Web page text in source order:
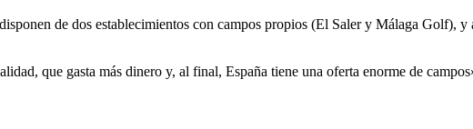
de dos establecimientos con campos propios (El Saler y Málaga Golf), y
que gasta más dinero y, al final, España tiene una oferta enorme de